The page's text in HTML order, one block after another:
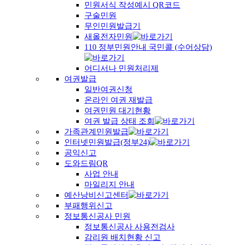
민원서식 작성예시 QR코드
구술민원
무인민원발급기
새올전자민원
110 정부민원안내 국민콜 (수어상담)
어디서나 민원처리제
여권발급
일반여권신청
온라인 여권 재발급
여권민원 대기현황
여권 발급 상태 조회
가족관계민원발급
인터넷민원발급(정부24)
공익신고
도와드림QR
사업 안내
마일리지 안내
예산낭비신고센터
부패행위신고
정보통신공사 민원
정보통신공사 사용전검사
감리원 배치현황 신고